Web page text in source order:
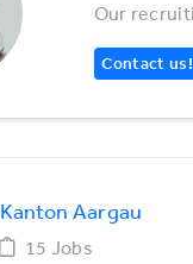
Our
Contact us!
Kanton Aargau
15 Jobs